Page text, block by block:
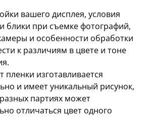
вашего дисплея, условия
блики при съемке фотографий,
и особенности обработки
к различиям в цвете и тоне
пленки изготавливается
и имеет уникальный рисунок,
партиях может
отличаться цвет одного